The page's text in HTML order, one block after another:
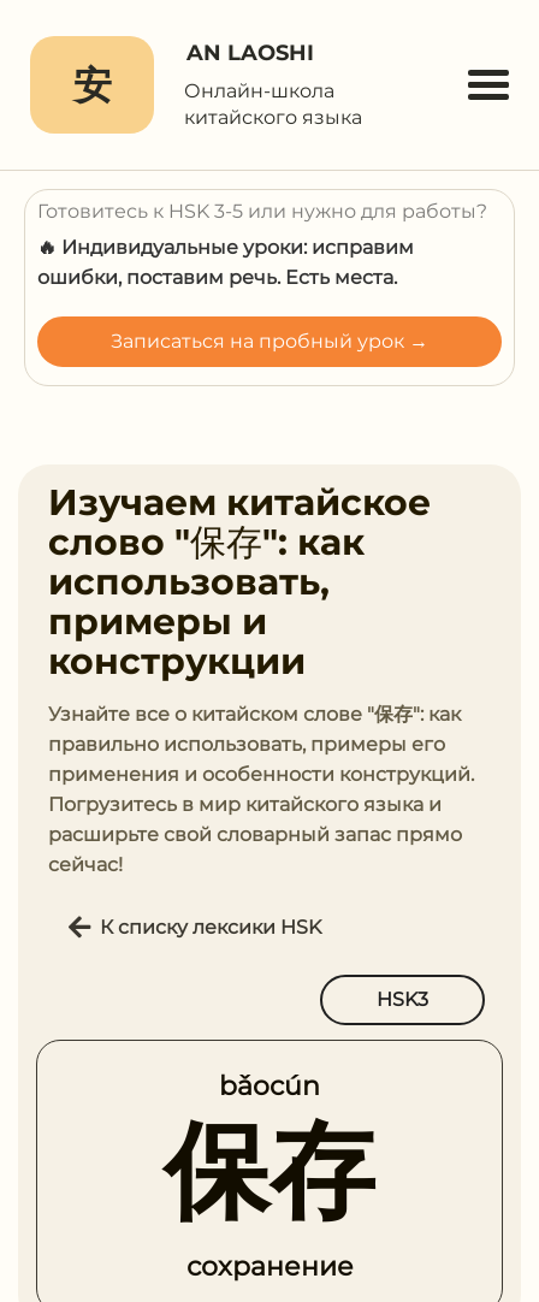
安
AN LAOSHI
Онлайн-школа
китайского языка
Готовитесь к HSK 3-5 или нужно для работы?
🔥 Индивидуальные уроки: исправим
ошибки, поставим речь. Есть места.
Записаться на пробный урок →
Изучаем китайское
слово "保存": как
использовать,
примеры и
конструкции
Узнайте все о китайском слове "保存": как
правильно использовать, примеры его
применения и особенности конструкций.
Погрузитесь в мир китайского языка и
расширьте свой словарный запас прямо
сейчас!
К списку лексики HSK
HSK3
bǎocún
保存
сохранение